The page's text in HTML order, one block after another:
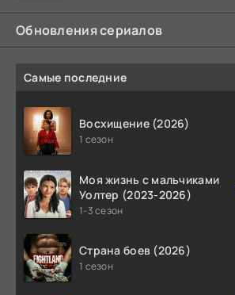
Обновления сериалов
Самые последние
Восхищение (2026)
1 сезон
Моя жизнь с мальчиками
Уолтер (2023-2026)
1-3 сезон
Страна боев (2026)
1 сезон